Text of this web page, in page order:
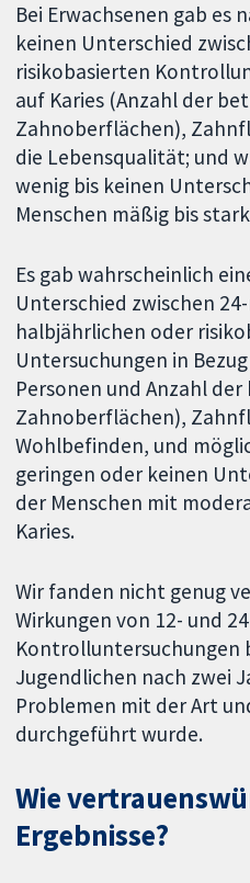
Bei Erwachsenen gab es
keinen Unterschied
risikobasierten
auf Karies (Anzahl der
Zahnoberflächen),
die Lebensqualität; und
wenig bis keinen
Menschen mäßig bis
Es gab wahrscheinlich
Unterschied zwischen
halbjährlichen oder
Untersuchungen in
Personen und Anzahl
Zahnoberflächen),
Wohlbefinden, und
geringen oder keinen
der Menschen mit
Karies.
Wir fanden nicht genug
Wirkungen von 12- und
Kontrolluntersuchungen
Jugendlichen nach zwei
Problemen mit der Art
durchgeführt wurde.
Wie
Ergebnisse?